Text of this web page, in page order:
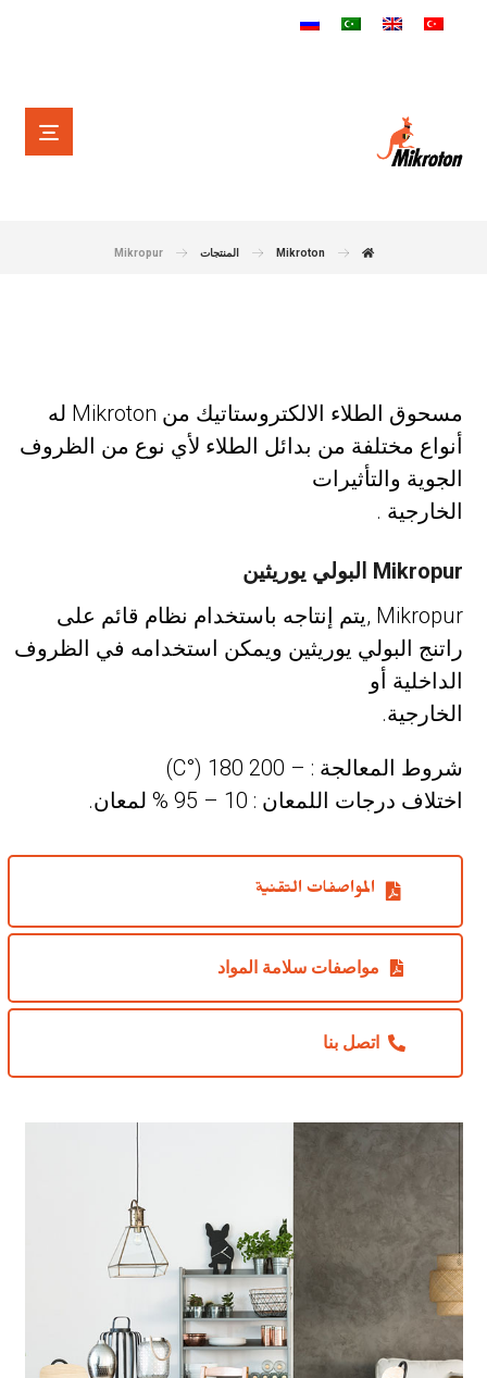
Mikroton المنتجات Mikropur
مسحوق الطلاء الالكتروستاتيك من Mikroton له
أنواع مختلفة من بدائل الطلاء لأي نوع من الظروف
الجوية والتأثيرات
الخارجية .
Mikropur البولي يوريثين
Mikropur ,يتم إنتاجه باستخدام نظام قائم على
راتنج البولي يوريثين ويمكن استخدامه في الظروف
الداخلية أو
الخارجية.
شروط المعالجة : – 200 180 (°C)
اختلاف درجات اللمعان : 10 – 95 % لمعان.
المواصفات التقنية
مواصفات سلامة المواد
اتصل بنا